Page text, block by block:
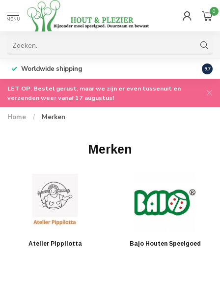
MENU
0
Worldwide shipping 9.7
LET OP: Bestel gerust, maar we zijn er even tussenuit en
verzenden weer vanaf 17 augustus!
Home / Merken
Merken
Atelier Pippilotta Bajo Houten Speelgoed